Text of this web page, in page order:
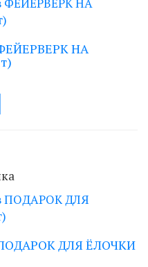
НА
ПОДАРОК ДЛЯ ЁЛОЧКИ